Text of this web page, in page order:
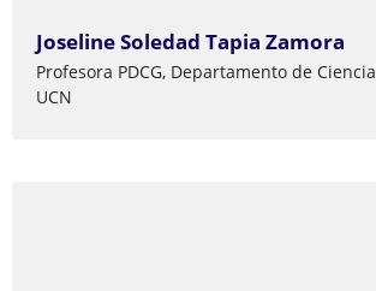
Joseline Soledad Tapia Zamora
Profesora PDCG, Departamento de
UCN